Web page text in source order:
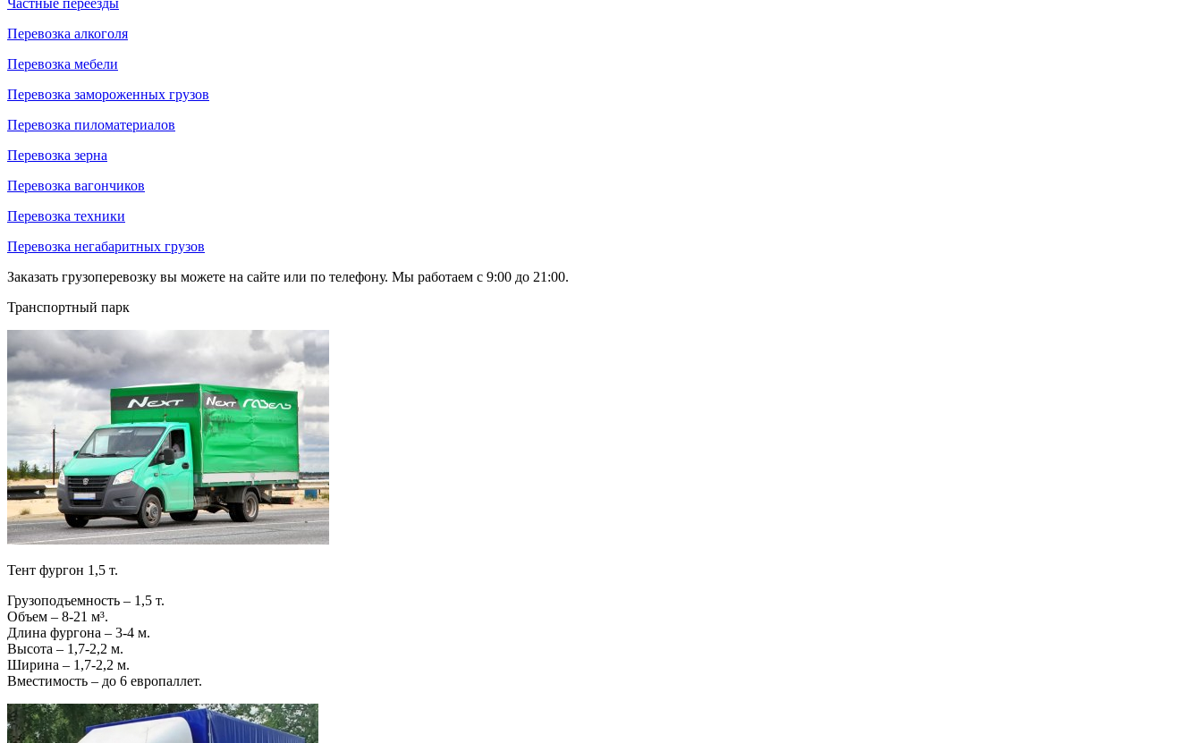
Перевозка алкоголя
Перевозка мебели
Перевозка замороженных грузов
Перевозка пиломатериалов
Перевозка зерна
Перевозка вагончиков
Перевозка техники
Перевозка негабаритных грузов
Заказать грузоперевозку вы можете на сайте или по телефону. Мы работаем с 9:00 до 21:00.
Транспортный парк
Тент фургон 1,5 т.
Грузоподъемность – 1,5 т.
Объем – 8-21 м³.
Длина фургона – 3-4 м.
Высота – 1,7-2,2 м.
Ширина – 1,7-2,2 м.
Вместимость – до 6 европаллет.